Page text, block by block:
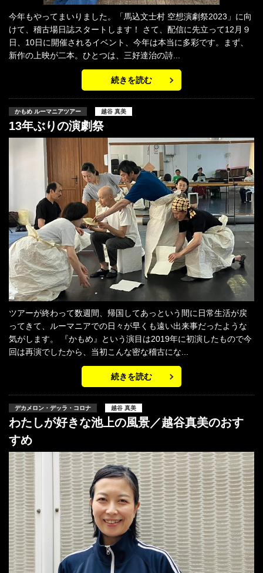
今年もやってまいりました。「馬込文士村 空想演劇祭2023」に向
けて、稽古場日誌スタートします！ さて、配信に先立って12月９
日、10日に開催されるイベント、今年は本当に多彩です。まず、
新作の上映が二本。ひとつは、三好達治の詩...
続きを読む
かもめ ルーマニアツアー 越谷 真美
13年ぶりの演劇祭
ツアーが終わって数週間、帰国してあっという間に日常生活が戻
ってきて、ルーマニアでの日々が早くも遠い出来事だったような
気がします。 『かもめ』という演目は2019年に初演したもので今
回は再演でしたから、当初こんな密な稽古にな...
続きを読む
デカメロン・デッラ・コロナ 越谷 真美
わたしが好きな池上の風景／越谷真美のおす
すめ